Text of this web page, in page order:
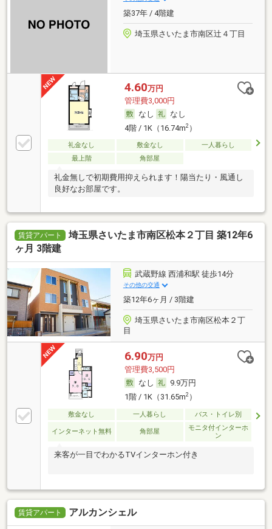
築37年 / 4階建
埼玉県さいたま市南区辻４丁目
4.60万円
管理費3,000円
なし
なし
4階 / 1K（16.74m2）
礼金なし 敷金なし
一人暮らし
最上階
角部屋
礼金無しで初期費用抑えられます！陽当たり・風通し
良好なお部屋です。
賃貸アパート
埼玉県さいたま市南区松本２丁目 築12年6
ヶ月 3階建
武蔵野線 西浦和駅 徒歩14分
その他の交通
築12年6ヶ月 / 3階建
埼玉県さいたま市南区松本２丁
目
6.90万円
管理費3,500円
なし
9.9万円
1階 / 1K（31.65m2）
敷金なし 一人暮らし バス・トイレ別
インターネット無料 角部屋
モニタ付インターホ
ン
来客が一目でわかるTVインターホン付き
賃貸アパート アルカンシェル